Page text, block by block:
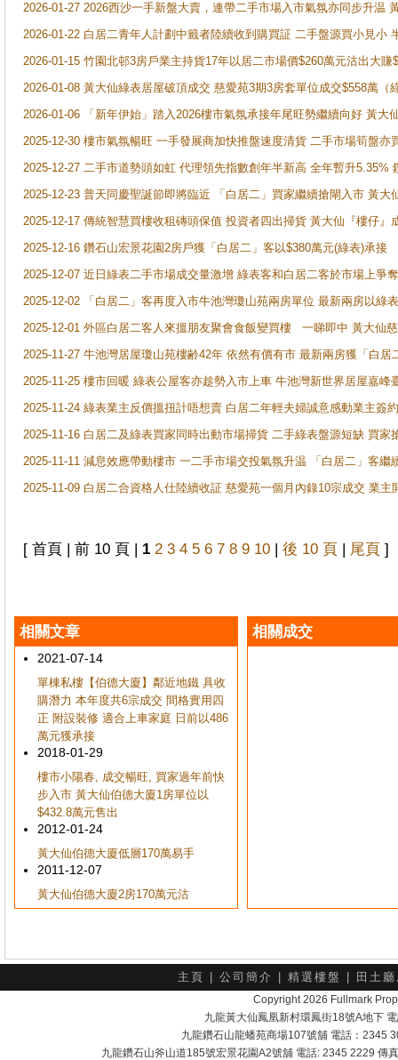
2026-01-27 2026西沙一手新盤大賣，連帶二手市場入市氣氛亦同步升温
2026-01-22 白居二青年人計劃中籤者陸續收到購買証 二手盤源買小見小
2026-01-15 竹園北邨3房戶業主持貨17年以居二市場價$260萬元沽出大賺
2026-01-08 黃大仙綠表居屋破頂成交 慈愛苑3期3房套單位成交$558萬（
2026-01-06 「新年伊始」踏入2026樓市氣氛承接年尾旺勢繼續向好 黃
2025-12-30 樓市氣氛暢旺 一手發展商加快推盤速度清貨 二手市場筍盤
2025-12-27 二手市道勢頭如虹 代理領先指數創年半新高 全年暫升5.35%
2025-12-23 普天同慶聖誕節即將臨近 「白居二」買家繼續搶閘入市 黃
2025-12-17 傳統智慧買樓收租磚頭保值 投資者四出掃貨 黃大仙『樓仔
2025-12-16 鑽石山宏景花園2房戶獲「白居二」客以$380萬元(綠表)承接
2025-12-07 近日綠表二手市場成交量激增 綠表客和白居二客於市場上
2025-12-02 「白居二」客再度入市牛池灣瓊山苑兩房單位 最新兩房以綠
2025-12-01 外區白居二客人來搵朋友聚會食飯變買樓 一睇即中 黃大仙
2025-11-27 牛池灣居屋瓊山苑樓齢42年 依然有價有市 最新兩房獲「白居
2025-11-25 樓市回暖 綠表公屋客亦趁勢入市上車 牛池灣新世界居屋嘉峰
2025-11-24 綠表業主反價搵扭計唔想賣 白居二年輕夫婦誠意感動業主簽
2025-11-16 白居二及綠表買家同時出動市場掃貨 二手綠表盤源短缺 買
2025-11-11 減息效應帶動樓市 一二手市場交投氣氛升温 「白居二」客
2025-11-09 白居二合資格人仕陸續收証 慈愛苑一個月內錄10宗成交 業
[ 首頁 | 前 10 頁 | 1 2 3 4 5 6 7 8 9 10 | 後 10 頁 | 尾頁 ]
相關文章
2021-07-14
單棟私樓【伯德大廈】鄰近地鐵 具收
購潛力 本年度共6宗成交 間格實用四
正 附設裝修 適合上車家庭 日前以486
萬元獲承接
2018-01-29
樓市小陽春, 成交暢旺, 買家過年前快
步入市 黃大仙伯德大廈1房單位以
$432.8萬元售出
2012-01-24
黃大仙伯德大廈低層170萬易手
2011-12-07
黃大仙伯德大廈2房170萬元沽
相關成交
主頁 公司簡介 精選樓盤 田土
Copyright 2026 Fullmark
九龍黃大仙鳳凰新村環鳳街18號A地下
九龍鑽石山龍蟠苑商場107號舖 電話：2345
九龍鑽石山斧山道185號宏景花園A2號舖 電話: 2345 2229